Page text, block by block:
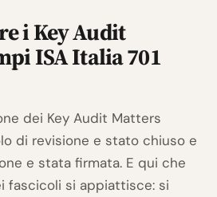
i Key Audit
ISA Italia 701
dei Key Audit Matters
di revisione e stato chiuso e
e stata firmata. E qui che
fascicoli si appiattisce: si